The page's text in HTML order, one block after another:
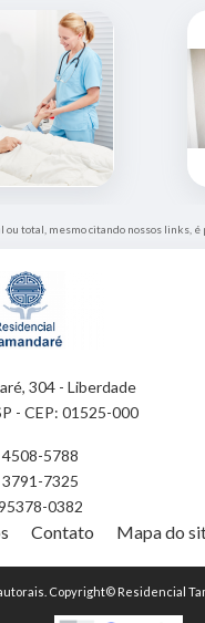
total, mesmo citando nossos links,
304 - Liberdade
- CEP: 01525-000
4508-5788
3791-7325
0382
Contato Mapa do
Copyright© Residencial